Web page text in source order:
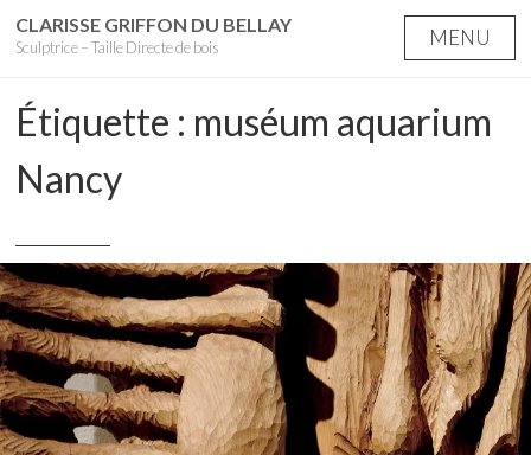
Skip
to
CLARISSE GRIFFON DU BELLAY
Sculptrice – Taille Directe de bois MENU
Étiquette : muséum aquarium
Nancy